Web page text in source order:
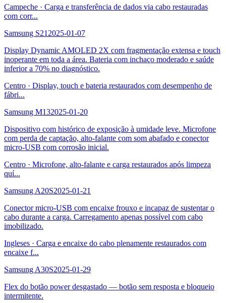
Campeche · Carga e transferência de dados via cabo restauradas
com corr...
Samsung S21 2025-01-07
Display Dynamic AMOLED 2X com fragmentação extensa e touch
inoperante em toda a área. Bateria com inchaço moderado e saúde
inferior a 70% no diagnóstico.
Centro · Display, touch e bateria restaurados com desempenho de
fábri...
Samsung M132025-01-20
Dispositivo com histórico de exposição à umidade leve. Microfone
com perda de captação, alto-falante com som abafado e conector
micro-USB com corrosão inicial.
Centro · Microfone, alto-falante e carga restaurados após limpeza
quí...
Samsung A20S2025-01-21
Conector micro-USB com encaixe frouxo e incapaz de sustentar o
cabo durante a carga. Carregamento apenas possível com cabo
imobilizado.
Ingleses · Carga e encaixe do cabo plenamente restaurados com
encaixe f...
Samsung A30S2025-01-29
Flex do botão power desgastado — botão sem resposta e bloqueio
intermitente.